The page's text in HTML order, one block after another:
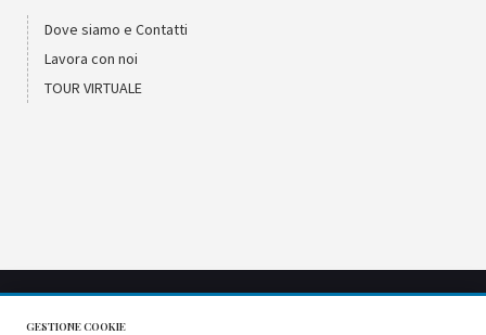
Dove siamo e Contatti
Lavora con noi
TOUR VIRTUALE
GESTIONE COOKIE